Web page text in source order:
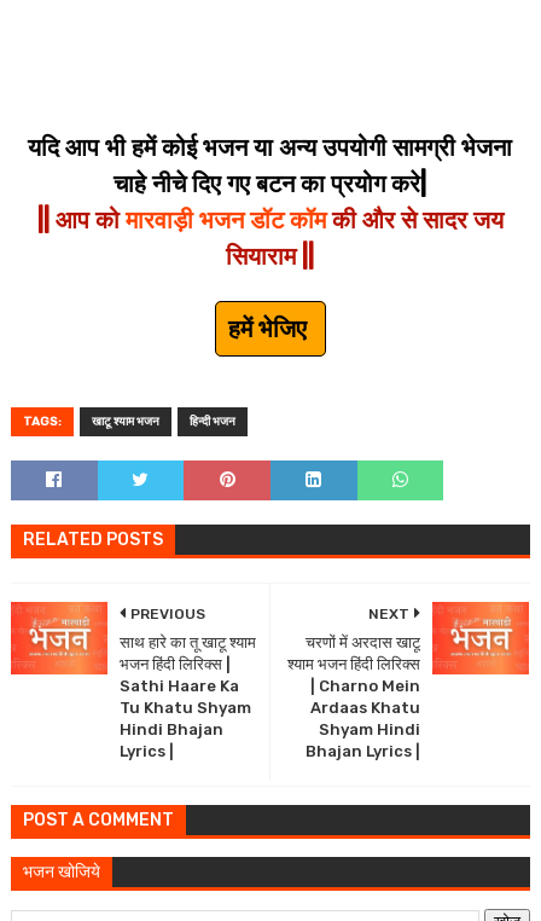
यदि आप भी हमें कोई भजन या अन्य उपयोगी सामग्री भेजना
चाहे नीचे दिए गए बटन का प्रयोग करे|
|| आप कोमारवाड़ी भजन डॉट कॉमकी और से सादर जय
सियाराम ||
हमें भेजिए
TAGS: खाटू श्याम भजन हिन्दी भजन
RELATED POSTS
NEXT
चरणों में अरदास खाटू
श्याम भजन हिंदी लिरिक्स
| Charno Mein
Ardaas Khatu
Shyam Hindi
Bhajan Lyrics |
PREVIOUS
साथ हारे का तू खाटू श्याम
भजन हिंदी लिरिक्स |
Sathi Haare Ka
Tu Khatu Shyam
Hindi Bhajan
Lyrics |
POST A COMMENT
भजन खोजिये